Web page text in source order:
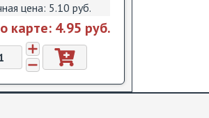
цена: 5.10 pуб.
карте: 4.95 pуб.